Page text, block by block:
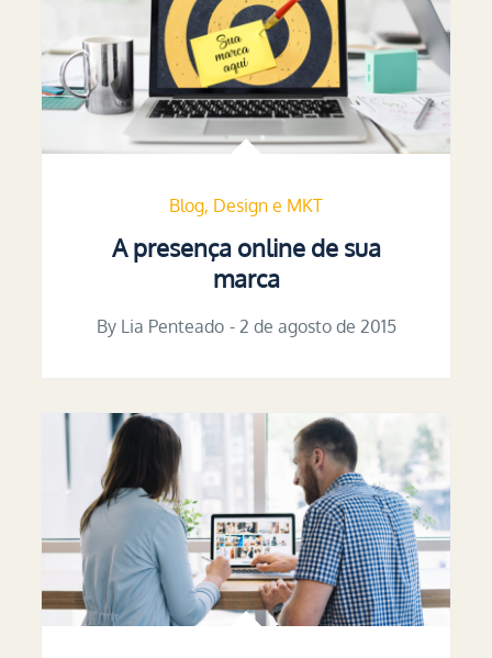
Blog Design e MKT
A presença online de sua
marca
By Lia Penteado Posted
2 de agosto de 2015